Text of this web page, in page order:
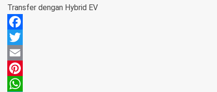
Transfer dengan Hybrid EV
Facebook
Twitter
Email
Pinterest